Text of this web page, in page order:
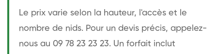
Le prix varie selon la hauteur, l'accès et le
nombre de nids. Pour un devis précis, appelez-
nous au 09 78 23 23 23. Un forfait inclut